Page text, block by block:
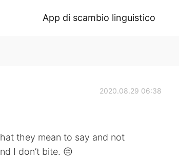
App di scambio linguistico
2020.08.29 06:38
they mean to say and not
I don’t bite. 😔